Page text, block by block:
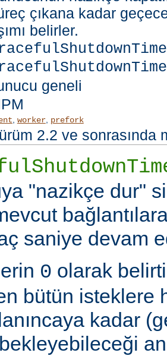
çıkana kadar
belirler.
geneli
, worker, prefork
2.2 ve sonrasında
"nazikçe dur"
saniye devam
0 olarak
bütün isteklere
kadar